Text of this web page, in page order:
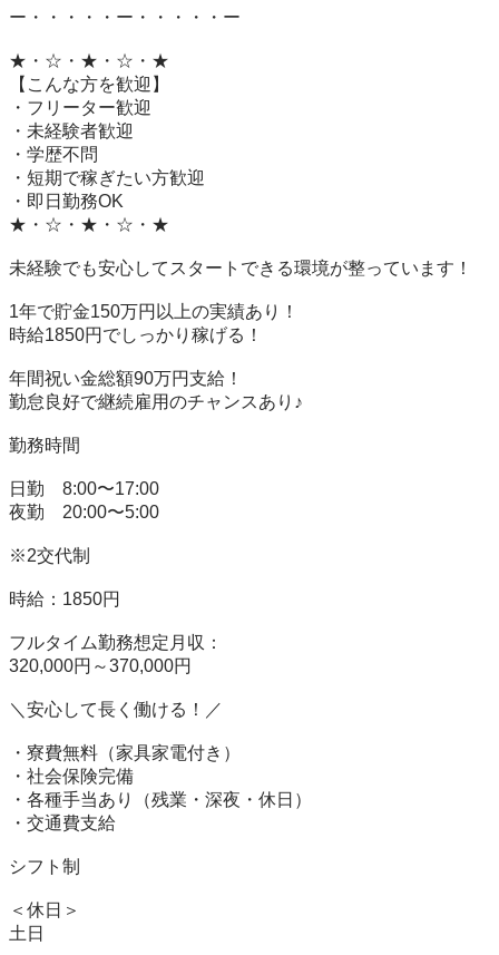
ー・・・・・ー・・・・・ー
★・☆・★・☆・★
【こんな方を歓迎】
・フリーター歓迎
・未経験者歓迎
・学歴不問
・短期で稼ぎたい方歓迎
・即日勤務OK
★・☆・★・☆・★
未経験でも安心してスタートできる環境が整っています！
1年で貯金150万円以上の実績あり！
時給1850円でしっかり稼げる！
年間祝い金総額90万円支給！
勤怠良好で継続雇用のチャンスあり♪
勤務時間
日勤　8:00〜17:00
夜勤　20:00〜5:00
※2交代制
時給：1850円
フルタイム勤務想定月収：
320,000円～370,000円
＼安心して長く働ける！／
・寮費無料（家具家電付き）
・社会保険完備
・各種手当あり（残業・深夜・休日）
・交通費支給
シフト制
＜休日＞
土日